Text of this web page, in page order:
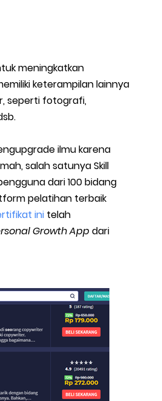
meningkatkan
keterampilan lainnya
seperti fotografi,
ilmu karena
salah satunya Skill
dari 100 bidang
pelatihan terbaik
ini telah
Growth Appdari